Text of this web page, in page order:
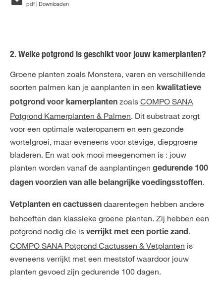
pdf | Downloaden
2. Welke potgrond is geschikt voor jouw kamerplanten?
Groene planten zoals Monstera, varen en verschillende
soorten palmen kan je aanplanten in een kwalitatieve
potgrond voor kamerplanten zoals COMPO SANA
Potgrond Kamerplanten & Palmen. Dit substraat zorgt
voor een optimale wateropanem en een gezonde
wortelgroei, maar eveneens voor stevige, diepgroene
bladeren. En wat ook mooi meegenomen is : jouw
planten worden vanaf de aanplantingen gedurende 100
dagen voorzien van alle belangrijke voedingsstoffen.
Vetplanten en cactussen daarentegen hebben andere
behoeften dan klassieke groene planten. Zij hebben een
potgrond nodig die is verrijkt met een portie zand.
COMPO SANA Potgrond Cactussen & Vetplanten is
eveneens verrijkt met een meststof waardoor jouw
planten gevoed zijn gedurende 100 dagen.